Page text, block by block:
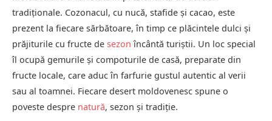
tradiționale. Cozonacul, cu nucă, stafide și cacao, este
prezent la fiecare sărbătoare, în timp ce plăcintele dulci și
prăjiturile cu fructe de sezon încântă turiștii. Un loc special
îl ocupă gemurile și compoturile de casă, preparate din
fructe locale, care aduc în farfurie gustul autentic al verii
sau al toamnei. Fiecare desert moldovenesc spune o
poveste despre natură, sezon și tradiție.